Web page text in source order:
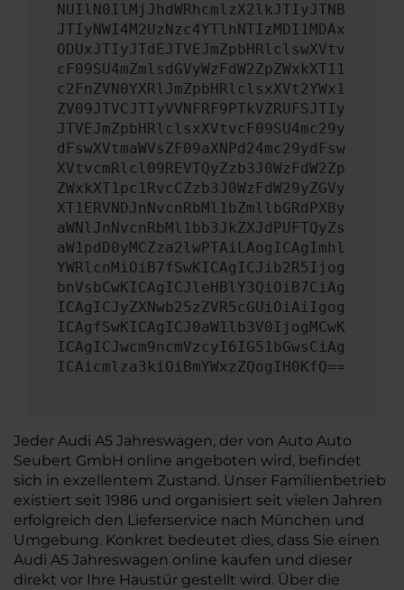
NUIlN0IlMjJhdWRhcmlzX2lkJTIyJTNB
JTIyNWI4M2UzNzc4YTlhNTIzMDI1MDAx
ODUxJTIyJTdEJTVEJmZpbHRlclswXVtv
cF09SU4mZmlsdGVyWzFdW2ZpZWxkXT11
c2FnZVN0YXRlJmZpbHRlclsxXVt2YWx1
ZV09JTVCJTIyVVNFRF9PTkVZRUFSJTIy
JTVEJmZpbHRlclsxXVtvcF09SU4mc29y
dFswXVtmaWVsZF09aXNPd24mc29ydFsw
XVtvcmRlcl09REVTQyZzb3J0WzFdW2Zp
ZWxkXT1pc1RvcCZzb3J0WzFdW29yZGVy
XT1ERVNDJnNvcnRbMl1bZmllbGRdPXBy
aWNlJnNvcnRbMl1bb3JkZXJdPUFTQyZs
aW1pdD0yMCZza2lwPTAiLAogICAgImhl
YWRlcnMiOiB7fSwKICAgICJib2R5Ijog
bnVsbCwKICAgICJleHBlY3QiOiB7CiAg
ICAgICJyZXNwb25zZVR5cGUiOiAiIgog
ICAgfSwKICAgICJ0aW1lb3V0IjogMCwK
ICAgICJwcm9ncmVzcyI6IG51bGwsCiAg
ICAicmlza3kiOiBmYWxzZQogIH0KfQ==
Jeder Audi A5 Jahreswagen, der von Auto Auto
Seubert GmbH online angeboten wird, befindet
sich in exzellentem Zustand. Unser Familienbetrieb
existiert seit 1986 und organisiert seit vielen Jahren
erfolgreich den Lieferservice nach München und
Umgebung. Konkret bedeutet dies, dass Sie einen
Audi A5 Jahreswagen online kaufen und dieser
direkt vor Ihre Haustür gestellt wird. Über die